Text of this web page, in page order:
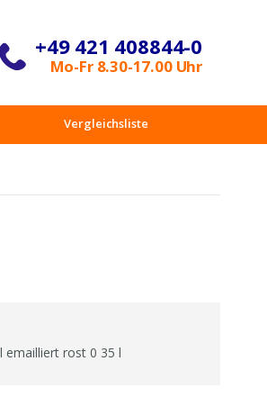
+49 421 408844-0
Mo-Fr 8.30-17.00 Uhr
Vergleichsliste
emailliert rost 0 35 l